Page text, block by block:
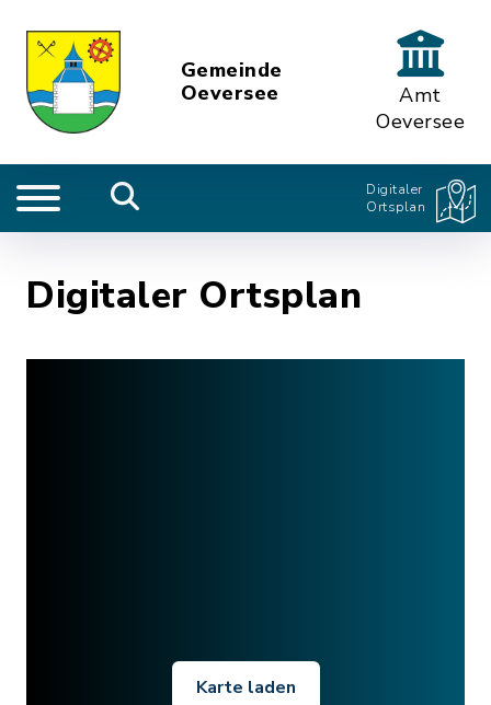
Gemeinde
Oeversee
Amt
Oeversee
Digitaler
Ortsplan
Digitaler Ortsplan
Karte laden